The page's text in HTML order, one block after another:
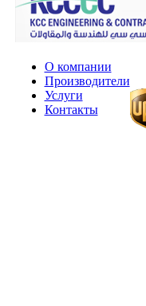
О компании
Производители
Услуги
Контакты